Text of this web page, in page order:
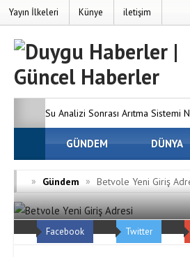
Yayın İlkeleri Künye iletişim
Su Analizi Sonrası Arıtma Sistemi
SEO’nun Önemi Neden Artıyor?
Firmaları Osmaniye Evden
ve Hasarsız Taşıyoruz
GÜNDEM DÜNYA
» Gündem » Betvole Yeni Giriş
Facebook Twitter